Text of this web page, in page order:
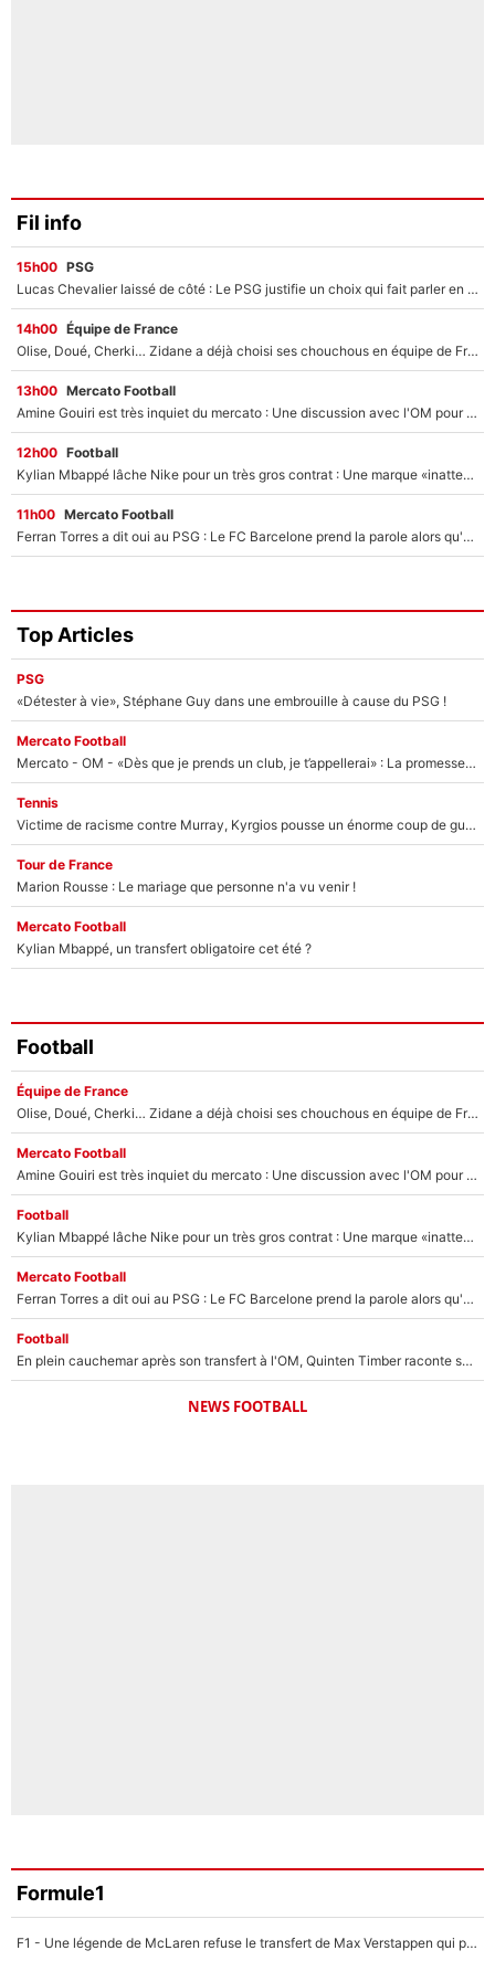
Fil info
15h00 PSG
Lucas Chevalier laissé de côté : Le PSG justifie un choix qui fait parler en plein mercato
14h00 Équipe de France
Olise, Doué, Cherki… Zidane a déjà choisi ses chouchous en équipe de France ? L’IA annonce des surprises sans Kylian Mbappé !
13h00 Mercato Football
Amine Gouiri est très inquiet du mercato : Une discussion avec l'OM pour acter son transfert !
12h00 Football
Kylian Mbappé lâche Nike pour un très gros contrat : Une marque «inattendue» va frapper très fort
11h00 Mercato Football
Ferran Torres a dit oui au PSG : Le FC Barcelone prend la parole alors qu'un transfert de l'attaquant espagnol prend forme
Top Articles
PSG
«Détester à vie», Stéphane Guy dans une embrouille à cause du PSG !
Mercato Football
Mercato - OM - «Dès que je prends un club, je t’appellerai» : La promesse de Marcelino au moment de claquer la porte
Tennis
Victime de racisme contre Murray, Kyrgios pousse un énorme coup de gueule !
Tour de France
Marion Rousse : Le mariage que personne n'a vu venir !
Mercato Football
Kylian Mbappé, un transfert obligatoire cet été ?
Football
Équipe de France
Olise, Doué, Cherki… Zidane a déjà choisi ses chouchous en équipe de France ? L’IA annonce des surprises sans Kylian Mbappé !
Mercato Football
Amine Gouiri est très inquiet du mercato : Une discussion avec l'OM pour acter son transfert !
Football
Kylian Mbappé lâche Nike pour un très gros contrat : Une marque «inattendue» va frapper très fort
Mercato Football
Ferran Torres a dit oui au PSG : Le FC Barcelone prend la parole alors qu'un transfert de l'attaquant espagnol prend forme
Football
En plein cauchemar après son transfert à l'OM, Quinten Timber raconte ses doutes après sa signature à Marseille
NEWS FOOTBALL
Formule1
F1 - Une légende de McLaren refuse le transfert de Max Verstappen qui pourrait «faire des vagues» et plomber l'ambiance dans l'équipe